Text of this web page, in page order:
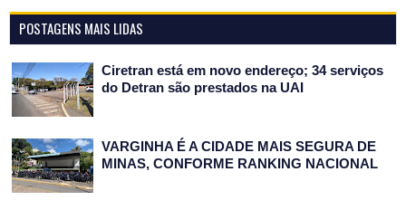
POSTAGENS MAIS LIDAS
Ciretran está em novo endereço; 34 serviços
do Detran são prestados na UAI
VARGINHA É A CIDADE MAIS SEGURA DE
MINAS, CONFORME RANKING NACIONAL